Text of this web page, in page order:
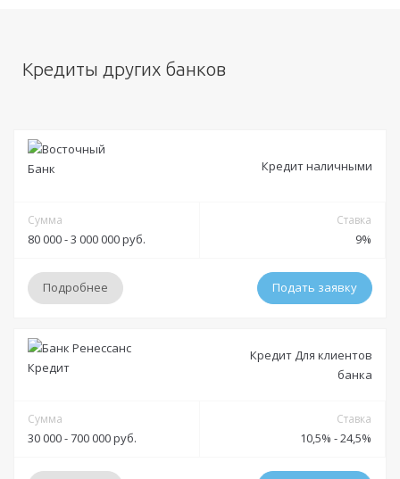
Кредиты других банков
Кредит наличными
Сумма
80 000 - 3 000 000 руб.
Ставка
9%
Подробнее Подать заявку
Условия
Получение:
Наличными
в отделении; в мобильном приложении; онлайн заявка через
Кредит Для клиентов
банка
Сумма
30 000 - 700 000 руб.
Ставка
10,5% - 24,5%